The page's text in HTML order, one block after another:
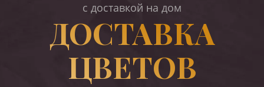
с доставкой на дом
ДОСТАВКА
ЦВЕТОВ